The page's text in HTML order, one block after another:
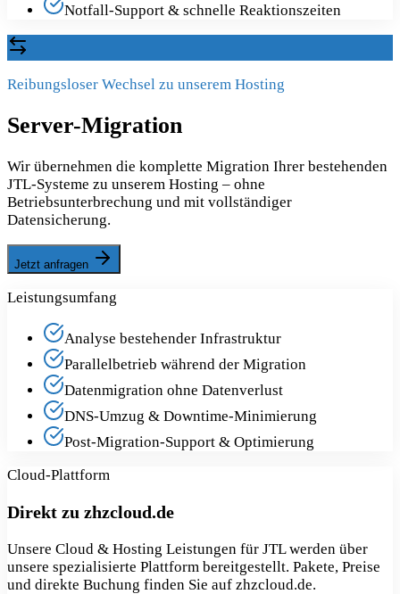
Notfall-Support & schnelle Reaktionszeiten
Reibungsloser Wechsel zu unserem Hosting
Server-Migration
Wir übernehmen die komplette Migration Ihrer bestehenden
JTL-Systeme zu unserem Hosting – ohne
Betriebsunterbrechung und mit vollständiger
Datensicherung.
Jetzt anfragen
Leistungsumfang
Analyse bestehender Infrastruktur
Parallelbetrieb während der Migration
Datenmigration ohne Datenverlust
DNS-Umzug & Downtime-Minimierung
Post-Migration-Support & Optimierung
Cloud-Plattform
Direkt zu zhzcloud.de
Unsere Cloud & Hosting Leistungen für JTL werden über
unsere spezialisierte Plattform bereitgestellt. Pakete, Preise
und direkte Buchung finden Sie auf zhzcloud.de.